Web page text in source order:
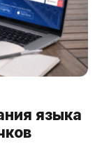
языка